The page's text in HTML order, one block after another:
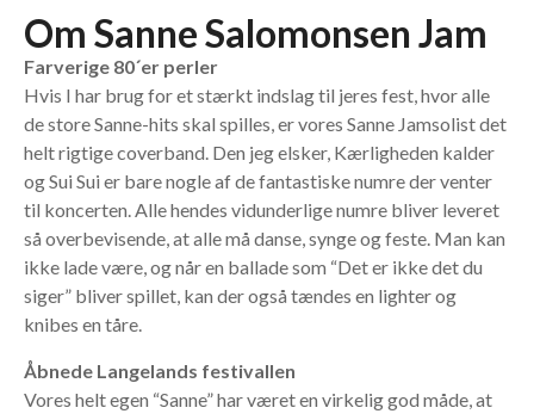
Om Sanne Salomonsen Jam
Farverige 80´er perler
Hvis I har brug for et stærkt indslag til jeres fest, hvor alle
de store Sanne-hits skal spilles, er vores Sanne Jamsolist det
helt rigtige coverband. Den jeg elsker, Kærligheden kalder
og Sui Sui er bare nogle af de fantastiske numre der venter
til koncerten. Alle hendes vidunderlige numre bliver leveret
så overbevisende, at alle må danse, synge og feste. Man kan
ikke lade være, og når en ballade som “Det er ikke det du
siger” bliver spillet, kan der også tændes en lighter og
knibes en tåre.
Åbnede Langelands festivallen
Vores helt egen “Sanne” har været en virkelig god måde, at